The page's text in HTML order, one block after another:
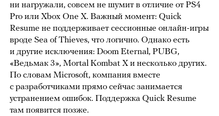
ни нагружали, совсем не шумит в отличие от PS4
Pro или Xbox One X. Важный момент: Quick
Resume не поддерживает сессионные онлайн-игры
вроде Sea of Thieves, что логично. Однако есть
и другие исключения: Doom Eternal, PUBG,
«Ведьмак 3», Mortal Kombat X и несколько других.
По словам Microsoft, компания вместе
с разработчиками прямо сейчас занимается
устранением ошибок. Поддержка Quick Resume
там появится позже.